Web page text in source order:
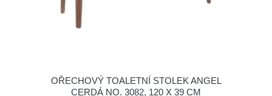
OŘECHOVÝ TOALETNÍ STOLEK ANGEL
CERDÁ NO. 3082, 120 X 39 CM